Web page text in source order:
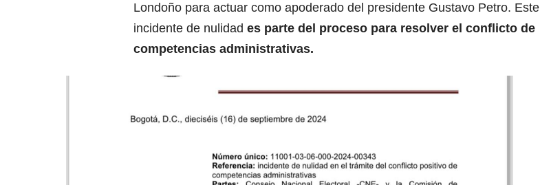
Londoño para actuar como apoderado del presidente Gustavo Petro. Este
incidente de nulidad es parte del proceso para resolver el conflicto de
competencias administrativas.